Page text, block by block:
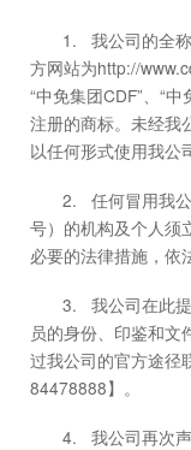
1. 我公司的全
方网站为http://
“中免集团CDF”、“
注册的商标。未经我
以任何形式使用我公
2. 任何冒用我
号）的机构及个人须
必要的法律措施，依
3. 我公司在此提
员的身份、印鉴和文
过我公司的官方途径
84478888】。
4. 我公司再次